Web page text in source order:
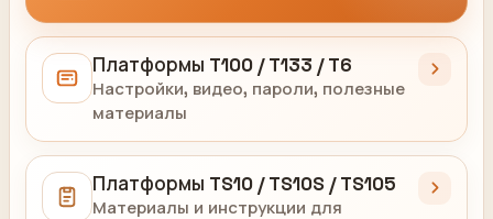
Платформы T100 / T133 / T6
Настройки, видео, пароли, полезные
материалы
Платформы TS10 / TS10S / TS105
Материалы и инструкции для